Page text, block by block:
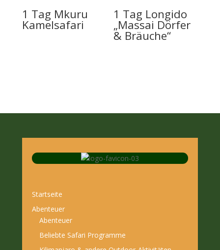
1 Tag Mkuru
Kamelsafari
1 Tag Longido
„Massai Dörfer
& Bräuche“
Startseite
Abenteuer
Abenteuer
Beliebte Safari Programme